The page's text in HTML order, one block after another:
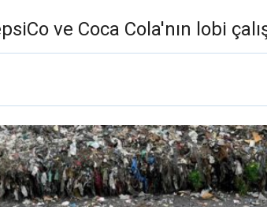
ve Coca Cola'nın lobi